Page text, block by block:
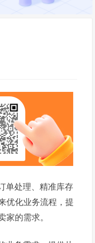
单处理、精准库存
优化业务流程，提
家的需求。